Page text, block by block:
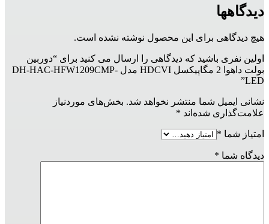
دیدگاهها
هیچ دیدگاهی برای این محصول نوشته نشده است.
اولین نفری باشید که دیدگاهی را ارسال می کنید برای “دوربین
بولت داهوا 2 مگاپیکسل HDCVI مدل DH-HAC-HFW1209CMP-
LED”
نشانی ایمیل شما منتشر نخواهد شد. بخش‌های موردنیاز
علامت‌گذاری شده‌اند *
امتیاز شما *
دیدگاه شما *